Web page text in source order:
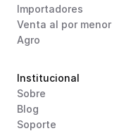
Importadores
Venta al por menor
Agro
Institucional
Sobre
Blog
Soporte